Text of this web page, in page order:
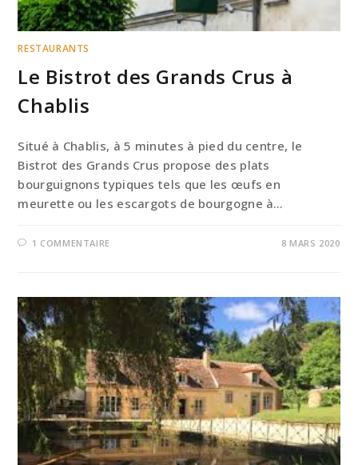
RESTAURANTS
Le Bistrot des Grands Crus à
Chablis
Situé à Chablis, à 5 minutes à pied du centre, le
Bistrot des Grands Crus propose des plats
bourguignons typiques tels que les œufs en
meurette ou les escargots de bourgogne à…
1 COMMENTAIRE 8 MARS 2020